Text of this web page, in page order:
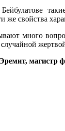
же свойства
много
магистр